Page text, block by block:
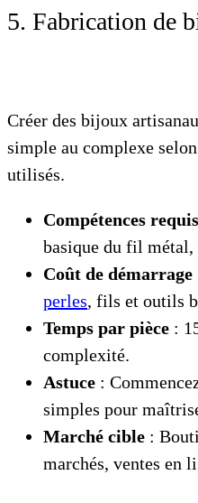
5. Fabrication de
Créer des bijoux
simple au complexe
utilisés.
Compétences
basique du fil métal,
Coût de démarrage
perles, fils et outils
Temps par pièce :
complexité.
Astuce :
simples pour
Marché cible :
marchés, ventes en